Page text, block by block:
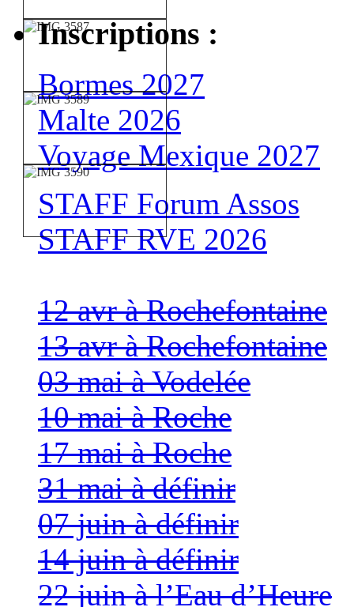
Inscriptions :
Bormes 2027
Malte 2026
Voyage Mexique 2027
STAFF Forum Assos
STAFF RVE 2026
12 avr à Rochefontaine
13 avr à Rochefontaine
03 mai à Vodelée
10 mai à Roche
17 mai à Roche
31 mai à définir
07 juin à définir
14 juin à définir
22 juin à l’Eau d’Heure